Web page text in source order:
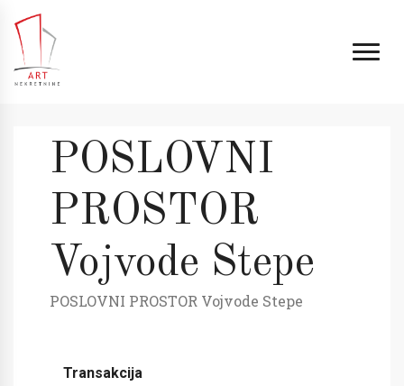
POSLOVNI
PROSTOR
Vojvode Stepe
POSLOVNI PROSTOR Vojvode Stepe
Transakcija